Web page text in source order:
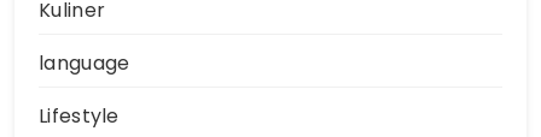
Kuliner
language
Lifestyle